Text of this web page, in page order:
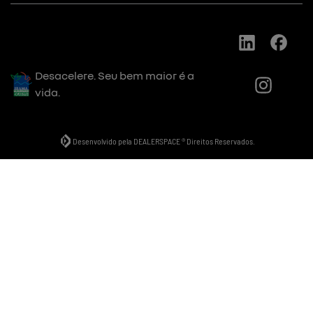
Desacelere. Seu bem maior é a
vida.
Desenvolvido pela DEALERSPACE ® Direitos Reservados.